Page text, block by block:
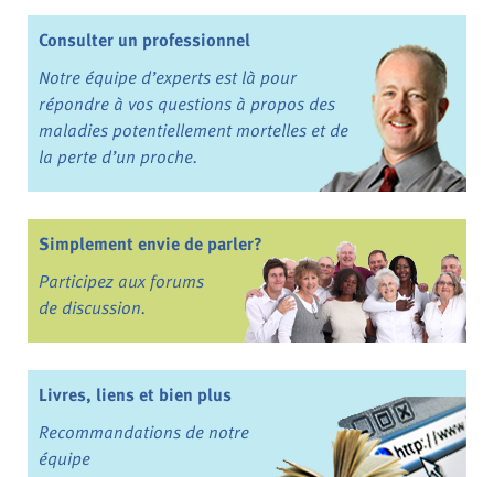
Consulter un professionnel
Notre équipe d’experts est là pour
répondre à vos questions à propos des
maladies potentiellement mortelles et de
la perte d’un proche.
Simplement envie de parler?
Participez aux forums
de discussion.
Livres, liens et bien plus
Recommandations de notre
équipe